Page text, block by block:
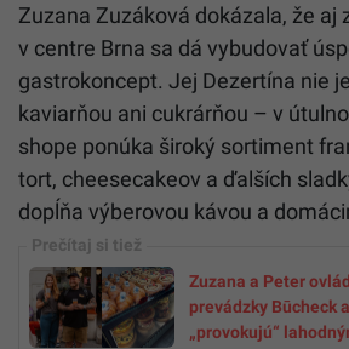
Zuzana Zuzáková dokázala, že aj
v centre Brna sa dá vybudovať
gastrokoncept. Jej Dezertína nie
kaviarňou ani cukrárňou – v
shope ponúka široký sortiment
tort, cheesecakeov a ďalších
dopĺňa výberovou kávou a
Zuzana a Peter
prevádzky Būcheck
„provokujú“